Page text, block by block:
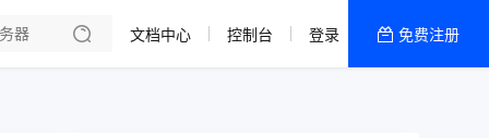
文档中心 控制台 登录 免费注册